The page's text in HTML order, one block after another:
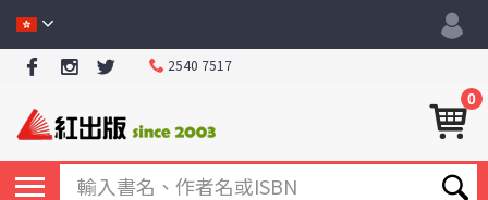
2540 7517
0